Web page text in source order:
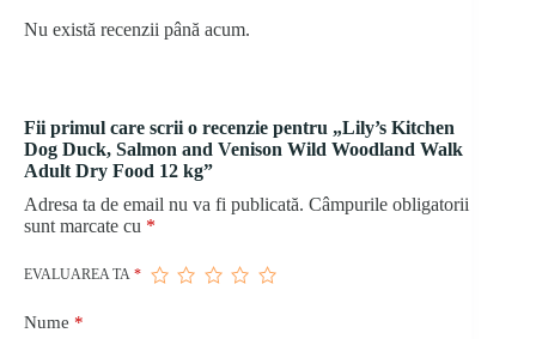
Nu există recenzii până acum.
Fii primul care scrii o recenzie pentru „Lily’s Kitchen
Dog Duck, Salmon and Venison Wild Woodland Walk
Adult Dry Food 12 kg”
Adresa ta de email nu va fi publicată. Câmpurile obligatorii
sunt marcate cu *
EVALUAREA TA *
Nume *